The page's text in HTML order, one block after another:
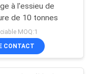
à l'essieu de
de 10 tonnes
MOQ:1
CONTACT